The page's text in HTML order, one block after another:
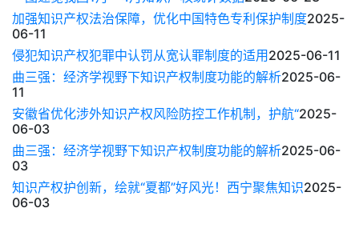
加强知识产权法治保障，优化中国特色专利保护制度2025-
06-11
侵犯知识产权犯罪中认罚从宽认罪制度的适用2025-06-11
曲三强：经济学视野下知识产权制度功能的解析2025-06-
11
安徽省优化涉外知识产权风险防控工作机制，护航“2025-
06-03
曲三强：经济学视野下知识产权制度功能的解析2025-06-
03
知识产权护创新，绘就“夏都”好风光！西宁聚焦知识2025-
06-03